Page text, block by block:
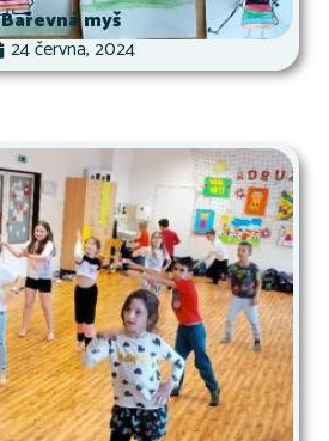
Barevná myš
24 června, 2024